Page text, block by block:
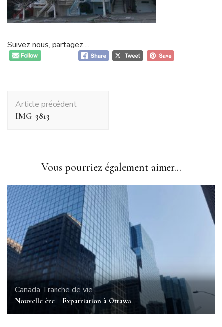
Suivez nous, partagez....
d'article
Article précédent
IMG_3813
Vous pourriez également aimer...
Canada Tranche de vie
Nouvelle ère – Expatriation à Ottawa